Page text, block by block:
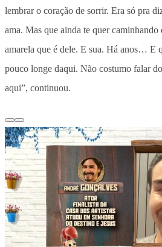
lembrar o coração de sorrir. Era só pra
ama. Mas que ainda te quer caminhando
amarela que é dele. E sua. Há anos… E
pouco longe daqui. Não costumo falar
aqui”, continuou.